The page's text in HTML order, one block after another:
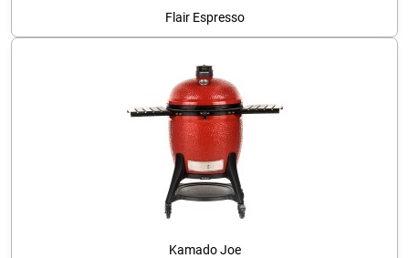
Flair Espresso
Kamado Joe